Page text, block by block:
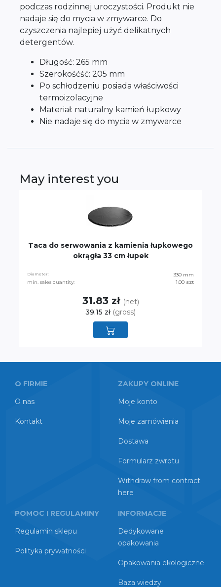
podczas rodzinnej uroczystości. Produkt nie
nadaje się do mycia w zmywarce. Do
czyszczenia najlepiej użyć delikatnych
detergentów.
Długość: 265 mm
Szerokośćść: 205 mm
Po schłodzeniu posiada właściwości
termoizolacyjne
Materiał: naturalny kamień łupkowy
Nie nadaje się do mycia w zmywarce
May interest you
Taca do serwowania z kamienia łupkowego
okrągła 33 cm łupek
Diameter:
330 mm
min. sales quantity:
1.00 szt
31.83 zł (net)
39.15 zł (gross)
O FIRMIE
O nas
Kontakt
ZAKUPY ONLINE
Moje konto
Moje zamówienia
Dostawa
Formularz zwrotu
Withdraw from contract
here
POMOC I REGULAMINY
Regulamin sklepu
Polityka prywatności
INFORMACJE
Dedykowane
opakowania
Opakowania ekologiczne
Baza wiedzy